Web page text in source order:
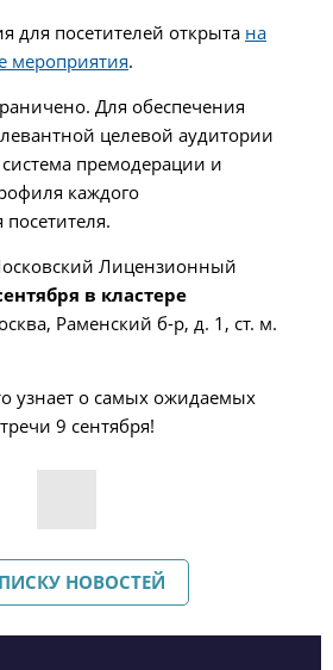
для посетителей открыта на
мероприятия.
Для обеспечения
целевой аудитории
премодерации и
каждого
Лицензионный
в кластере
Раменский б-р, д. 1, ст. м.
узнает о самых ожидаемых
9 сентября!
НОВОСТЕЙ